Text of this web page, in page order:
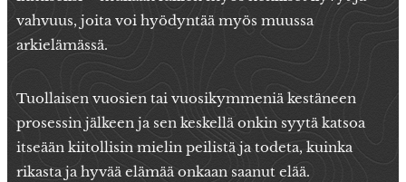
vahvuus, joita voi hyödyntää myös muussa
arkielämässä.
Tuollaisen vuosien tai vuosikymmeniä kestäneen
prosessin jälkeen ja sen keskellä onkin syytä katsoa
itseään kiitollisin mielin peilistä ja todeta, kuinka
rikasta ja hyvää elämää onkaan saanut elää.